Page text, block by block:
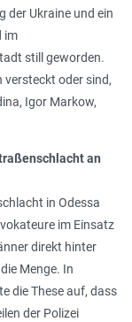
der Ukraine und ein
im
still geworden.
versteckt oder sind,
Igor Markow,
an
in Odessa
im Einsatz
direkt hinter
Menge. In
die These auf, dass
der Polizei